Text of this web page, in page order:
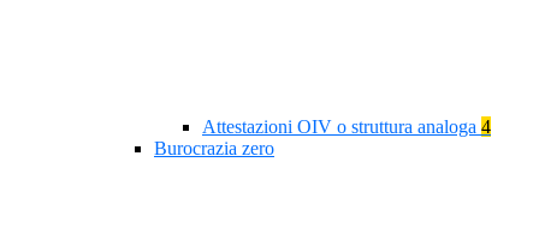
Attestazioni OIV o struttura analoga 4
Burocrazia zero